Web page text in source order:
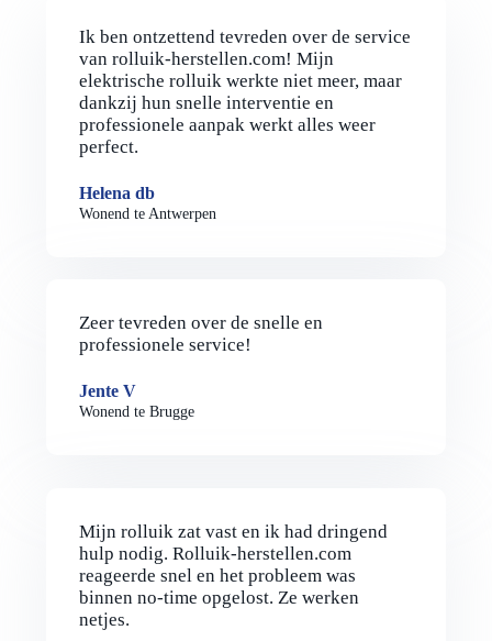
Ik ben ontzettend tevreden over de service
van rolluik-herstellen.com! Mijn
elektrische rolluik werkte niet meer, maar
dankzij hun snelle interventie en
professionele aanpak werkt alles weer
perfect.
Helena db
Wonend te Antwerpen
Zeer tevreden over de snelle en
professionele service!
Jente V
Wonend te Brugge
Mijn rolluik zat vast en ik had dringend
hulp nodig. Rolluik-herstellen.com
reageerde snel en het probleem was
binnen no-time opgelost. Ze werken
netjes.